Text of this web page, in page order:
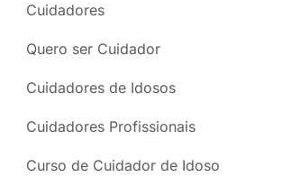
Cuidadores
Quero ser Cuidador
Cuidadores de Idosos
Cuidadores Profissionais
Curso de Cuidador de Idoso